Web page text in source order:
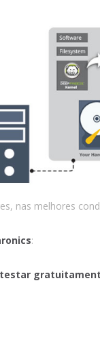
nas melhores
:
testar